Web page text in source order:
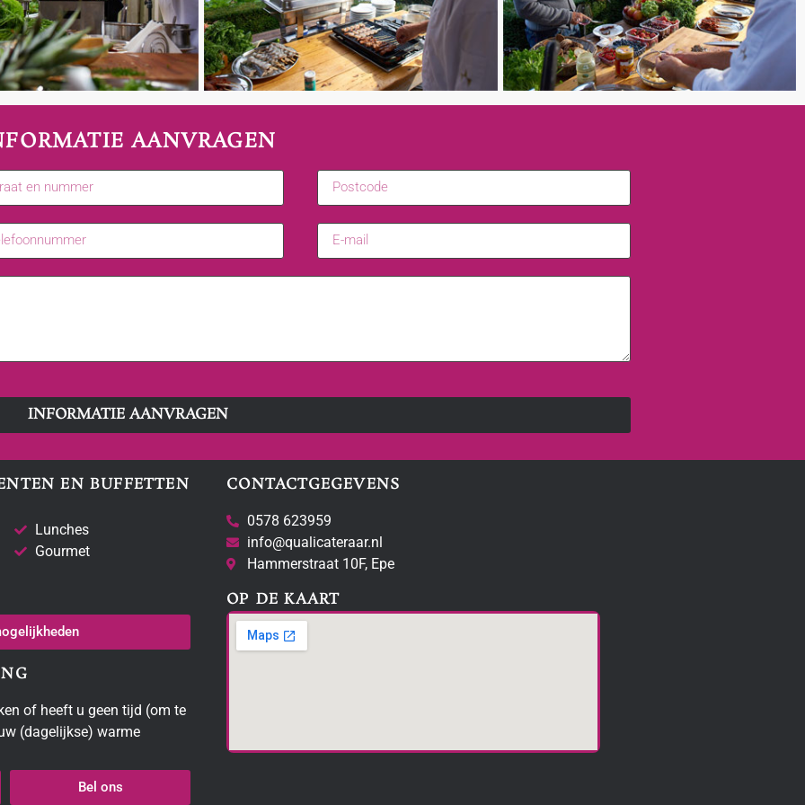
AANVRAGEN
INFORMATIE AANVRAGEN
EN BUFFETTEN
Lunches
Gourmet
of heeft u geen tijd (om te
(dagelijkse) warme
Bel ons
CONTACTGEGEVENS
0578 623959
info@qualicateraar.nl
Hammerstraat 10F, Epe
OP DE KAART